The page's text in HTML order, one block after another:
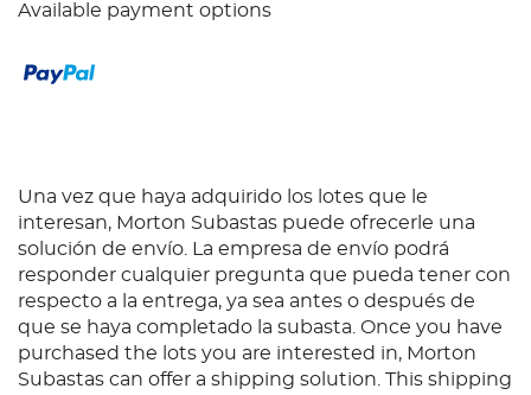
muestran desgaste. No obstante, en el oro se
bisel, como de la tapa, repetidas veces "BVLGARI",
Available payment options
Una vez que haya adquirido los lotes que le
interesan, Morton Subastas puede ofrecerle una
solución de envío. La empresa de envío podrá
responder cualquier pregunta que pueda tener con
respecto a la entrega, ya sea antes o después de
que se haya completado la subasta. Once you have
purchased the lots you are interested in, Morton
Subastas can offer a shipping solution. This shipping